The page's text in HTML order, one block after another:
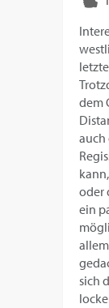
dem
auch
oder
ein
sich